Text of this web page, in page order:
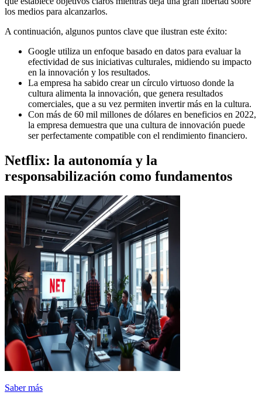
los medios para alcanzarlos.
A continuación, algunos puntos clave que ilustran este éxito:
Google utiliza un enfoque basado en datos para evaluar la
efectividad de sus iniciativas culturales, midiendo su impacto
en la innovación y los resultados.
La empresa ha sabido crear un círculo virtuoso donde la
cultura alimenta la innovación, que genera resultados
comerciales, que a su vez permiten invertir más en la cultura.
Con más de 60 mil millones de dólares en beneficios en 2022,
la empresa demuestra que una cultura de innovación puede
ser perfectamente compatible con el rendimiento financiero.
Netflix: la autonomía y la
responsabilización como fundamentos
Saber más